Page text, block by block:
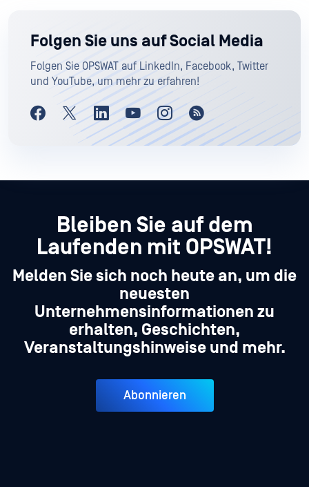
Folgen Sie uns auf Social Media
Folgen Sie OPSWAT auf LinkedIn, Facebook, Twitter
und YouTube, um mehr zu erfahren!
Bleiben Sie auf dem
Laufenden mit OPSWAT!
Melden Sie sich noch heute an, um die
neuesten
Unternehmensinformationen zu
erhalten, Geschichten,
Veranstaltungshinweise und mehr.
Abonnieren